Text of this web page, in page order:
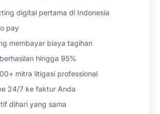
digital pertama di Indonesia
pay
membayar biaya tagihan
hingga 95%
mitra litigasi professional
24/7 ke faktur Anda
dihari yang sama